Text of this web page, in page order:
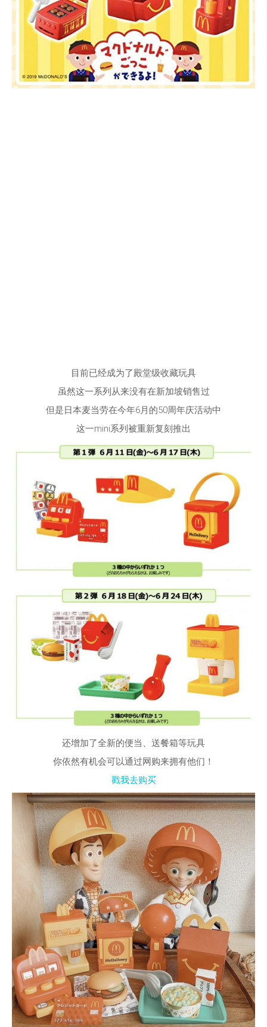
目前已经成为了殿堂级收藏玩具
虽然这一系列从来没有在新加坡销售过
但是日本麦当劳在今年6月的50周年庆活动中
这一mini系列被重新复刻推出
还增加了全新的便当、送餐箱等玩具
你依然有机会可以通过网购来拥有他们！
戳我去购买